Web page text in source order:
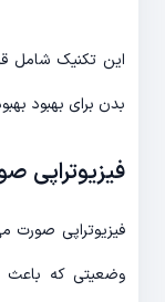
این تکنیک شامل
بدن برای بهبود
فیزیوتراپی
فیزیوتراپی صورت
وضعیتی که